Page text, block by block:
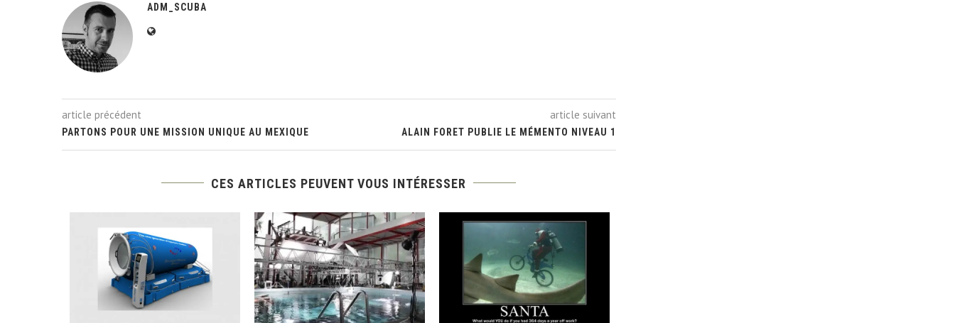
ADM_SCUBA
article précédent
PARTONS POUR UNE MISSION UNIQUE AU MEXIQUE
article suivant
ALAIN FORET PUBLIE LE MÉMENTO NIVEAU 1
CES ARTICLES PEUVENT VOUS INTÉRESSER